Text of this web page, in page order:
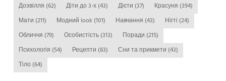
Дозвілля (62) Діти до 3-х (43) Дієти (37) Красуня (394)
Мати (211) Модний look (101) Навчання (43) Нігті (24)
Обличчя (79) Особистість (313) Поради (215)
Психологія (54) Рецепти (83) Сни та прикмети (43)
Тіло (64)